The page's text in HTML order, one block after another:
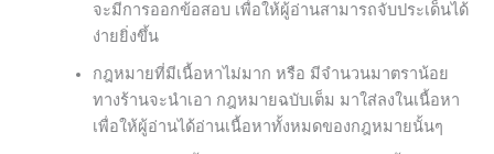
จะมีการออกข้อสอบ เพื่อให้ผู้อ่านสามารถจับประเด็นได้
ง่ายยิ่งขึ้น
กฎหมายที่มีเนื้อหาไม่มาก หรือ มีจำนวนมาตราน้อย
ทางร้านจะนำเอา กฎหมายฉบับเต็ม มาใส่ลงในเนื้อหา
เพื่อให้ผู้อ่านได้อ่านเนื้อหาทั้งหมดของกฎหมายนั้นๆ